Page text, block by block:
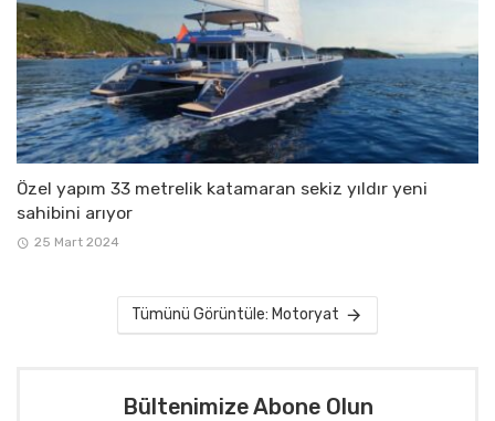
Özel yapım 33 metrelik katamaran sekiz yıldır yeni
sahibini arıyor
25 Mart 2024
Tümünü Görüntüle: Motoryat
Bültenimize Abone Olun